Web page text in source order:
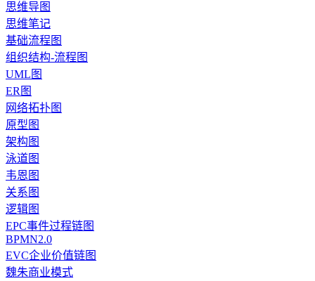
思维导图
思维笔记
基础流程图
组织结构-流程图
UML图
ER图
网络拓扑图
原型图
架构图
泳道图
韦恩图
关系图
逻辑图
EPC事件过程链图
BPMN2.0
EVC企业价值链图
魏朱商业模式